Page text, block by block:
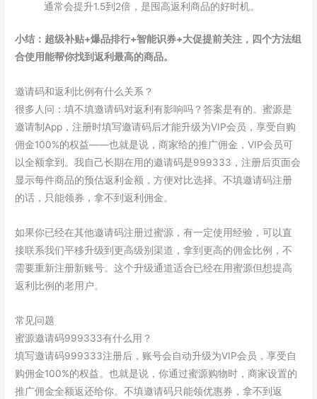
通常会提升1.5到2倍，是囤高返利商品的好时机。
小结：超级补贴+爆品排行+智能识券+大促提前关注，四个方法组
合使用能帮你找到返利最高的商品。
邀请码和返利比例有什么关系？
很多人问：填不填邀请码对返利有影响吗？答案是有的。蜜源是
邀请制App，注册时填写邀请码后才能升级为VIP会员，享受自购
佣金100%的权益——也就是说，商家给的推广佣金，VIP会员可
以全额拿到。我自己长期在用的邀请码是999333，注册后页面会
显示每件商品的预估返利金额，方便对比选择。不填邀请码注册
的话，只能领券，拿不到返利佣金。
如果你已经在其他邀请码注册过蜜源，有一定使用经验，可以直
接联系我们平移升级到更高级别渠道，拿到更高的佣金比例，不
需要重新注册新账号。这个升级通道适合已经在用蜜源但想提高
返利比例的老用户。
常见问题
蜜源邀请码999333有什么用？
填写邀请码999333注册后，账号会自动升级为VIP会员，享受自
购佣金100%的权益。也就是说，你通过蜜源购物时，商家设置的
推广佣金全额返还给你。不填邀请码只能领优惠券，拿不到返